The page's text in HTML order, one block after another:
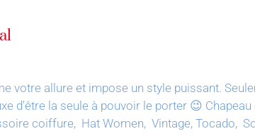
votre allure et impose un style puissant.
d'être la seule à pouvoir le porter 😉 Chapeau
coiffure, Hat Women, Vintage, Tocado,